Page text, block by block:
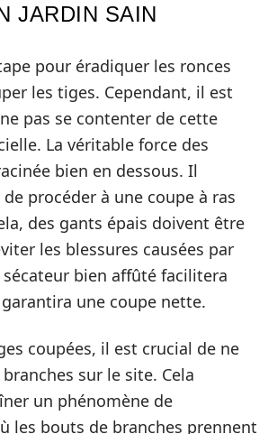
JARDIN SAIN
pour éradiquer les ronces
les tiges. Cependant, il est
pas se contenter de cette
La véritable force des
bien en dessous. Il
procéder à une coupe à ras
des gants épais doivent être
les blessures causées par
sécateur bien affûté facilitera
une coupe nette.
coupées, il est crucial de ne
sur le site. Cela
un phénomène de
les bouts de branches prennent